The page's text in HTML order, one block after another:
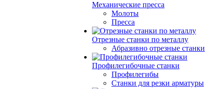
Механические пресса
Молоты
Пресса
Отрезные станки по металлу
Абразивно отрезные станки
Профилегибочные станки
Профилегибы
Станки для резки арматуры